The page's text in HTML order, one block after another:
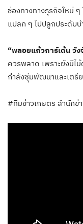
ช่องทางทางธุรกิจใหม่
แปลก ๆ ไปปลูกประดับ
“พลอยแก้วการ์เด้น วัง
ควรพลาด เพราะยังมีไ
กำลังซุ่มพัฒนาและเตรี
#ทีมข่าวเกษตร สำนักข่